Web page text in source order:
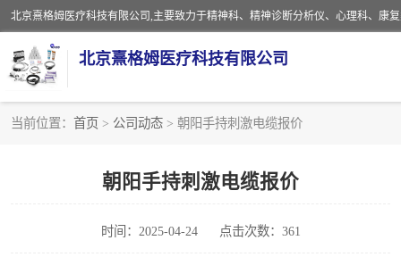
北京熹格姆医疗科技有限公司
当前位置： 首页 > 公司动态 > 朝阳手持刺激电缆报价
朝阳手持刺激电缆报价
时间：2025-04-24 点击次数：361